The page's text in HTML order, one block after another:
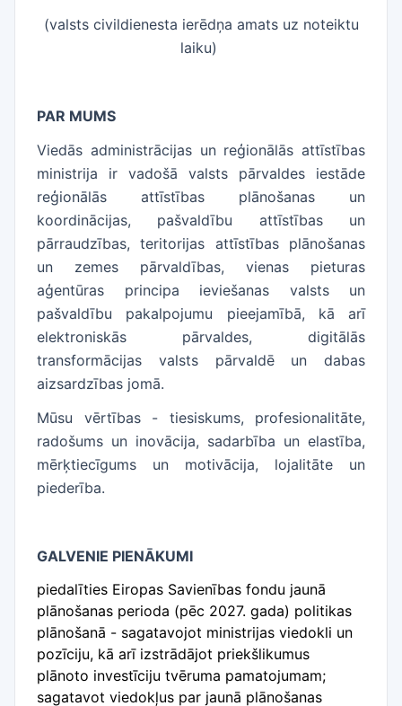
(valsts civildienesta ierēdņa amats uz noteiktu
laiku)
PAR MUMS
Viedās administrācijas un reģionālās attīstības
ministrija ir vadošā valsts pārvaldes iestāde
reģionālās attīstības plānošanas un
koordinācijas, pašvaldību attīstības un
pārraudzības, teritorijas attīstības plānošanas
un zemes pārvaldības, vienas pieturas
aģentūras principa ieviešanas valsts un
pašvaldību pakalpojumu pieejamībā, kā arī
elektroniskās pārvaldes, digitālās
transformācijas valsts pārvaldē un dabas
aizsardzības jomā.
Mūsu vērtības - tiesiskums, profesionalitāte,
radošums un inovācija, sadarbība un elastība,
mērķtiecīgums un motivācija, lojalitāte un
piederība.
GALVENIE PIENĀKUMI
piedalīties Eiropas Savienības fondu jaunā
plānošanas perioda (pēc 2027. gada) politikas
plānošanā - sagatavojot ministrijas viedokli un
pozīciju, kā arī izstrādājot priekšlikumus
plānoto investīciju tvēruma pamatojumam;
sagatavot viedokļus par jaunā plānošanas